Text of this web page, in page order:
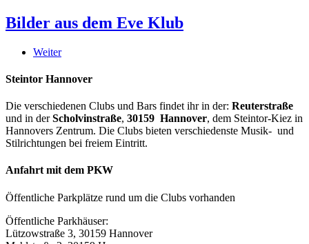
Bilder aus dem Eve Klub
Weiter
Steintor Hannover
Die verschiedenen Clubs und Bars findet ihr in der: Reuterstraße
und in derScholvinstraße, 30159 Hannover, dem Steintor-Kiez in
Hannovers Zentrum. Die Clubs bieten verschiedenste Musik- und
Stilrichtungen bei freiem Eintritt.
Anfahrt mit dem PKW
Öffentliche Parkplätze rund um die Clubs vorhanden
Öffentliche Parkhäuser:
Lützowstraße 3, 30159 Hannover